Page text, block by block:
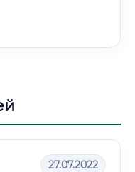
27.07.2022